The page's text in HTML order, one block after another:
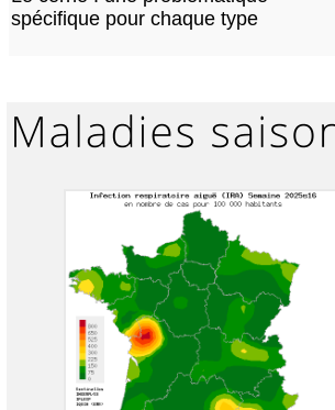
spécifique pour chaque type